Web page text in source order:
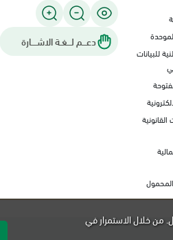
للبيانات
دعـــم لـــغـة الاشــــارة
من خلال الاستمرار في